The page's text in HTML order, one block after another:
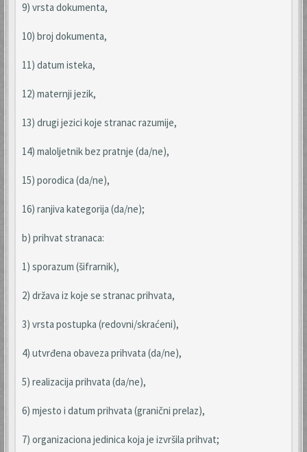
9) vrsta dokumenta,
10) broj dokumenta,
11) datum isteka,
12) maternji jezik,
13) drugi jezici koje stranac razumije,
14) maloljetnik bez pratnje (da/ne),
15) porodica (da/ne),
16) ranjiva kategorija (da/ne);
b) prihvat stranaca:
1) sporazum (šifrarnik),
2) država iz koje se stranac prihvata,
3) vrsta postupka (redovni/skraćeni),
4) utvrđena obaveza prihvata (da/ne),
5) realizacija prihvata (da/ne),
6) mjesto i datum prihvata (granični prelaz),
7) organizaciona jedinica koja je izvršila prihvat;